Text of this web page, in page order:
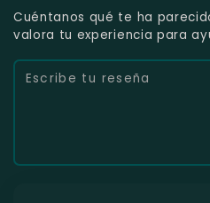
Cuéntanos qué te ha
valora tu experiencia para